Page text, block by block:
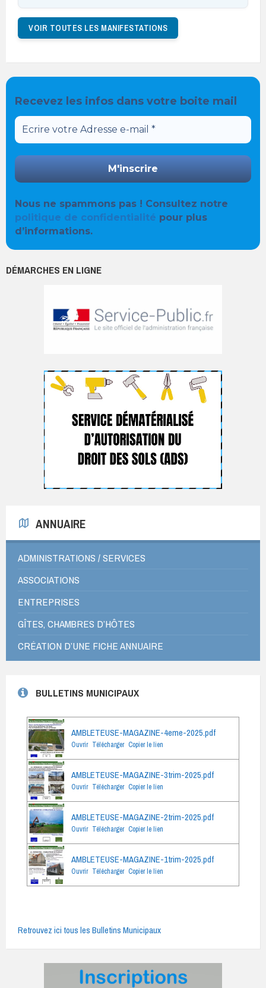
VOIR TOUTES LES MANIFESTATIONS
Recevez les infos dans votre boite mail
Nous ne spammons pas ! Consultez notre
politique de confidentialité pour plus
d’informations.
DÉMARCHES EN LIGNE
ANNUAIRE
ADMINISTRATIONS / SERVICES
ASSOCIATIONS
ENTREPRISES
GÎTES, CHAMBRES D’HÔTES
CRÉATION D’UNE FICHE ANNUAIRE
BULLETINS MUNICIPAUX
AMBLETEUSE-MAGAZINE-4eme-2025.pdf
Ouvrir Télécharger Copier le lien
AMBLETEUSE-MAGAZINE-3trim-2025.pdf
Ouvrir Télécharger Copier le lien
AMBLETEUSE-MAGAZINE-2trim-2025.pdf
Ouvrir Télécharger Copier le lien
AMBLETEUSE-MAGAZINE-1trim-2025.pdf
Ouvrir Télécharger Copier le lien
Retrouvez ici tous les Bulletins Municipaux